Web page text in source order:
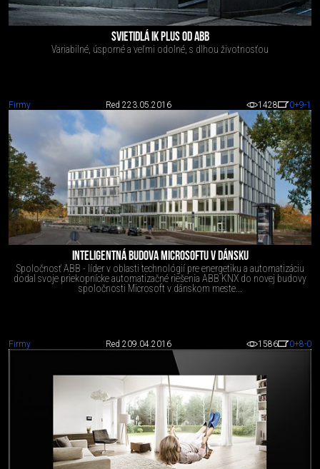
SVIETIDLÁ IK PLUS OD ABB
Variabilné, úsporné a veľmi odolné, s dlhou životnosťou
Firmy Red 223.05.2016 1428 0+9-1
INTELIGENTNÁ BUDOVA MICROSOFTU V DÁNSKU
Spoločnosť ABB - líder v oblasti technológií pre energetiku a automatizáciu
dodal svoje priekopnícke automatizačné riešenia ABB KNX do novej budovy
spoločnosti Microsoft v dánskom meste...
Firmy Red 209.04.2016 1586 0+8-0